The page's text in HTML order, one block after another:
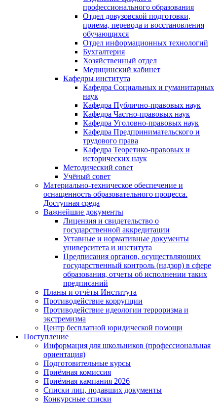
профессионального образования
Отдел довузовской подготовки,
приема, перевода и восстановления
обучающихся
Отдел информационных технологий
Бухгалтерия
Хозяйственный отдел
Медицинский кабинет
Кафедры института
Кафедра Социальных и гуманитарных
наук
Кафедра Публично-правовых наук
Кафедра Частно-правовых наук
Кафедра Уголовно-правовых наук
Кафедра Предпринимательского и
трудового права
Кафедра Теоретико-правовых и
исторических наук
Методический совет
Учёный совет
Материально-техническое обеспечение и
оснащенность образовательного процесса.
Доступная среда
Важнейшие документы
Лицензия и свидетельство о
государственной аккредитации
Уставные и нормативные документы
университета и института
Предписания органов, осуществляющих
государственный контроль (надзор) в сфере
образования, отчеты об исполнении таких
предписаний
Планы и отчёты Института
Противодействие коррупции
Противодействие идеологии терроризма и
экстремизма
Центр бесплатной юридической помощи
Поступление
Информация для школьников (профессиональная
ориентация)
Подготовительные курсы
Приёмная комиссия
Приёмная кампания 2026
Списки лиц, подавших документы
Конкурсные списки